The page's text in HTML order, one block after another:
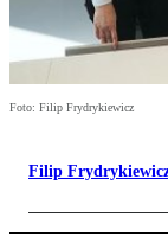
Foto: Filip Frydrykiewicz
Filip